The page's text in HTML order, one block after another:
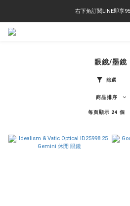
右下角訂閱LINE即享
右下角訂閱LINE即享
TS-2618 涼感短T 多版型選擇,涼感優惠 單件
眼鏡/墨鏡
篩選
商品排序
每頁顯示 24 個